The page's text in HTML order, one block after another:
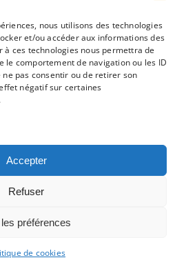
nous utilisons des technologies
et/ou accéder aux informations des
à ces technologies nous permettra de
le comportement de navigation ou les ID
pas consentir ou de retirer son
négatif sur certaines
Accepter
Refuser
préférences
de cookies
articles du blog sont sous licence
participer ?
nous !
& Gwenaelle Lemoine -
de confidentialité